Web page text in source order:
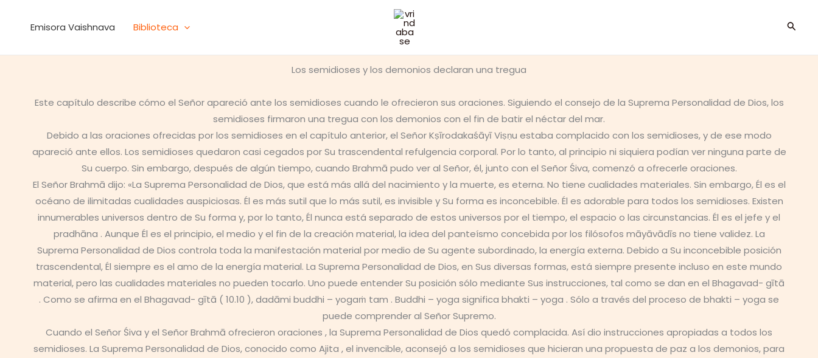
Emisora Vaishnava Biblioteca
Los semidioses y los demonios declaran una tregua
Este capítulo describe cómo el Señor apareció ante los semidioses cuando le ofrecieron sus oraciones. Siguiendo el consejo de la Suprema Personalidad de Dios, los
semidioses firmaron una tregua con los demonios con el fin de batir el néctar del mar.
Debido a las oraciones ofrecidas por los semidioses en el capítulo anterior, el Señor Kṣīrodakaśāyī Viṣṇu estaba complacido con los semidioses, y de ese modo
apareció ante ellos. Los semidioses quedaron casi cegados por Su trascendental refulgencia corporal. Por lo tanto, al principio ni siquiera podían ver ninguna parte de
Su cuerpo. Sin embargo, después de algún tiempo, cuando Brahmā pudo ver al Señor, él, junto con el Señor Śiva, comenzó a ofrecerle oraciones.
El Señor Brahmā dijo: «La Suprema Personalidad de Dios, que está más allá del nacimiento y la muerte, es eterna. No tiene cualidades materiales. Sin embargo, Él es el
océano de ilimitadas cualidades auspiciosas. Él es más sutil que lo más sutil, es invisible y Su forma es inconcebible. Él es adorable para todos los semidioses. Existen
innumerables universos dentro de Su forma y, por lo tanto, Él nunca está separado de estos universos por el tiempo, el espacio o las circunstancias. Él es el jefe y el
pradhāna . Aunque Él es el principio, el medio y el fin de la creación material, la idea del panteísmo concebida por los filósofos māyāvādīs no tiene validez. La
Suprema Personalidad de Dios controla toda la manifestación material por medio de Su agente subordinado, la energía externa. Debido a Su inconcebible posición
trascendental, Él siempre es el amo de la energía material. La Suprema Personalidad de Dios, en Sus diversas formas, está siempre presente incluso en este mundo
material, pero las cualidades materiales no pueden tocarlo. Uno puede entender Su posición sólo mediante Sus instrucciones, tal como se dan en el Bhagavad- gītā
. Como se afirma en el Bhagavad- gītā ( 10.10 ), dadāmi buddhi – yogaṁ tam . Buddhi – yoga significa bhakti – yoga . Sólo a través del proceso de bhakti – yoga se
puede comprender al Señor Supremo.
Cuando el Señor Śiva y el Señor Brahmā ofrecieron oraciones , la Suprema Personalidad de Dios quedó complacida. Así dio instrucciones apropiadas a todos los
semidioses. La Suprema Personalidad de Dios, conocido como Ajita , el invencible, aconsejó a los semidioses que hicieran una propuesta de paz a los demonios, para